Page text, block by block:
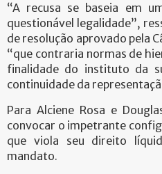
“A recusa se baseia em
questionável legalidade”,
de resolução aprovado pela
“que contraria normas de
finalidade do instituto da
continuidade da
Para Alciene Rosa e
convocar o impetrante
que viola seu direito
mandato.